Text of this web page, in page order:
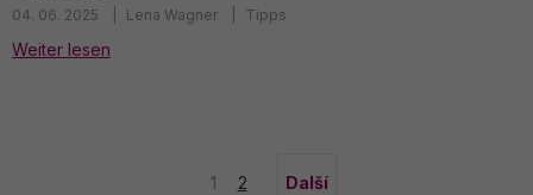
04. 06. 2025 Lena Wagner Tipps
Weiter lesen
1 2 Další